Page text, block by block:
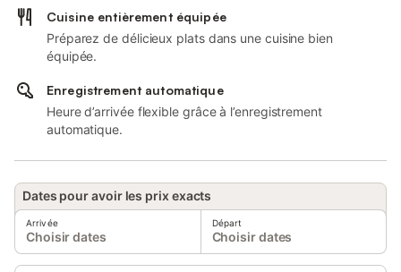
Cuisine entièrement équipée
Préparez de délicieux plats dans une cuisine bien
équipée.
Enregistrement automatique
Heure d’arrivée flexible grâce à l’enregistrement
automatique.
Dates pour avoir les prix exacts
Arrivée
Choisir dates
Départ
Choisir dates